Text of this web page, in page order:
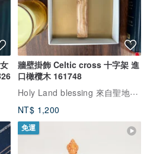
牆壁掛飾 Celtic cross 十字架 進
口橄欖木 161748
Holy Land blessing 來自聖地的祝福
NT$ 1,200
免運